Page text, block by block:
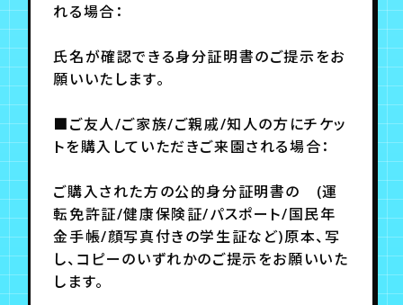
れる場合：
氏名が確認できる身分証明書のご提示をお
願いいたします。
■ご友人/ご家族/ご親戚/知人の方にチケッ
トを購入していただきご来園される場合：
ご購入された方の公的身分証明書の (運
転免許証/健康保険証/パスポート/国民年
金手帳/顔写真付きの学生証など)原本、写
し、コピーのいずれかのご提示をお願いいた
します。